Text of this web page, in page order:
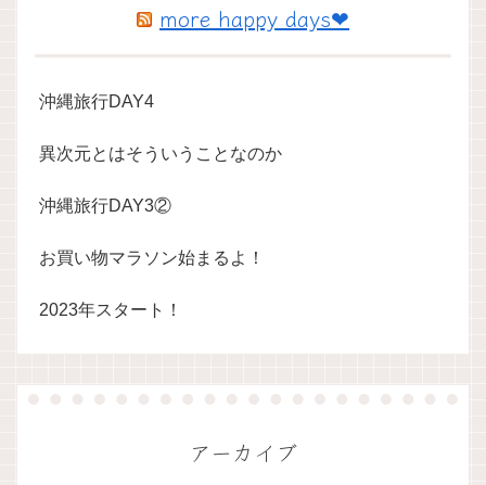
more happy days❤
沖縄旅行DAY4
異次元とはそういうことなのか
沖縄旅行DAY3②
お買い物マラソン始まるよ！
2023年スタート！
アーカイブ